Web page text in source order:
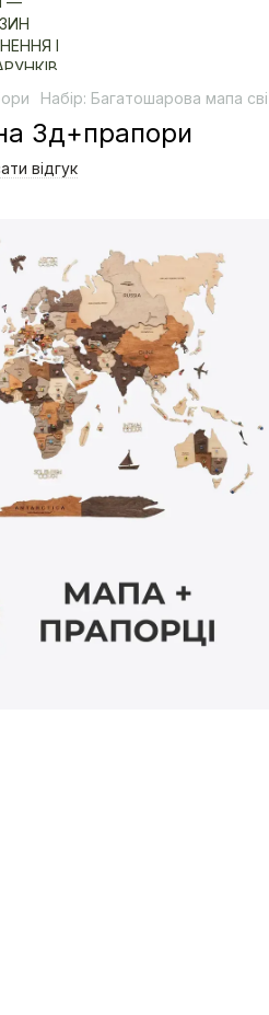
Набір: Багатошарова мапа
3д+прапори
відгук